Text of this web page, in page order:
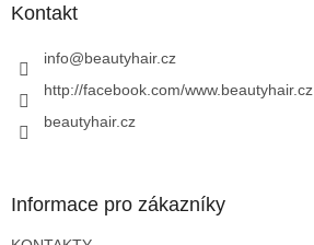
Kontakt
info@beautyhair.cz
http://facebook.com/www.beautyhair.cz
beautyhair.cz
Informace pro zákazníky